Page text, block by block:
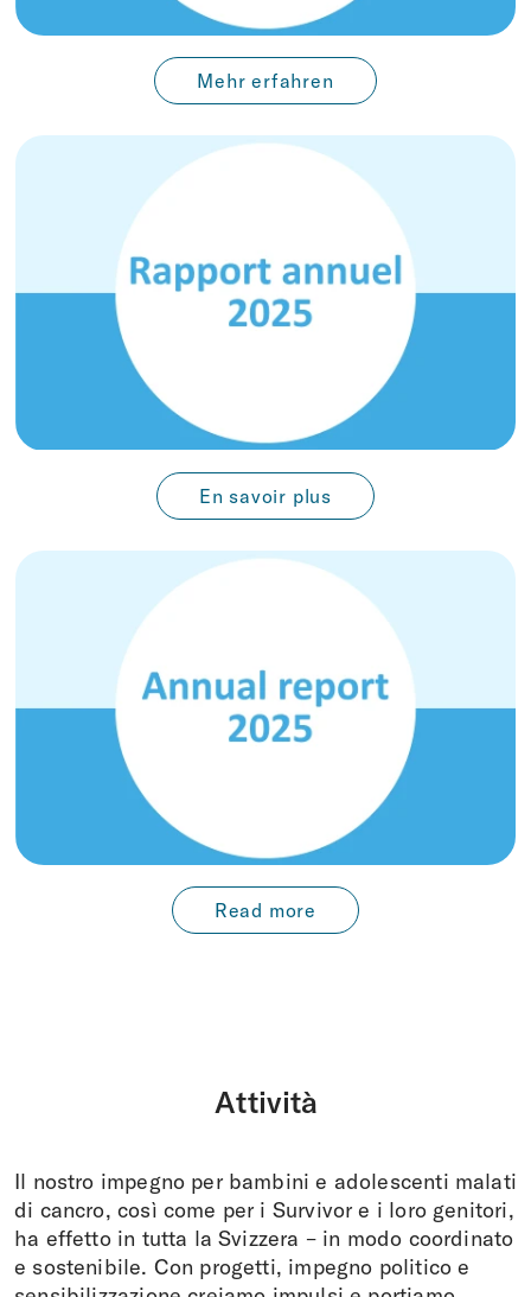
Mehr erfahren
En savoir plus
Read more
Attività
Il nostro impegno per bambini e adolescenti malati
di cancro, così come per i Survivor e i loro genitori,
ha effetto in tutta la Svizzera – in modo coordinato
e sostenibile. Con progetti, impegno politico e